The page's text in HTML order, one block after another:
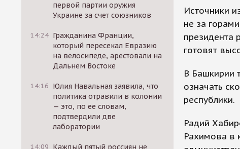
первой партии оружия
Украине за счет союзников
14:24 Гражданина Франции,
который пересекал Евразию
на велосипеде, арестовали на
Дальнем Востоке
14:16 Юлия Навальная заявила, что
политика отравили в колонии
— это, по ее словам,
подтвердили две
лаборатории
14:09 Каждый пятый россиян не
Источники
не за
президента
готовят
В Башкирии
означать
республики.
Радий
Рахимова в